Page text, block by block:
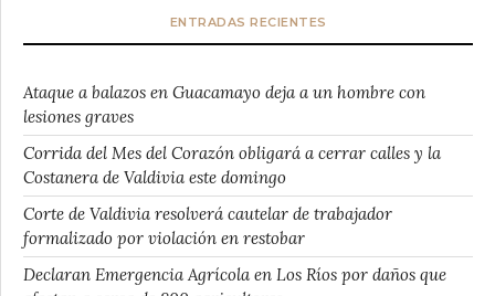
ENTRADAS RECIENTES
Ataque a balazos en Guacamayo deja a un hombre con
lesiones graves
Corrida del Mes del Corazón obligará a cerrar calles y la
Costanera de Valdivia este domingo
Corte de Valdivia resolverá cautelar de trabajador
formalizado por violación en restobar
Declaran Emergencia Agrícola en Los Ríos por daños que